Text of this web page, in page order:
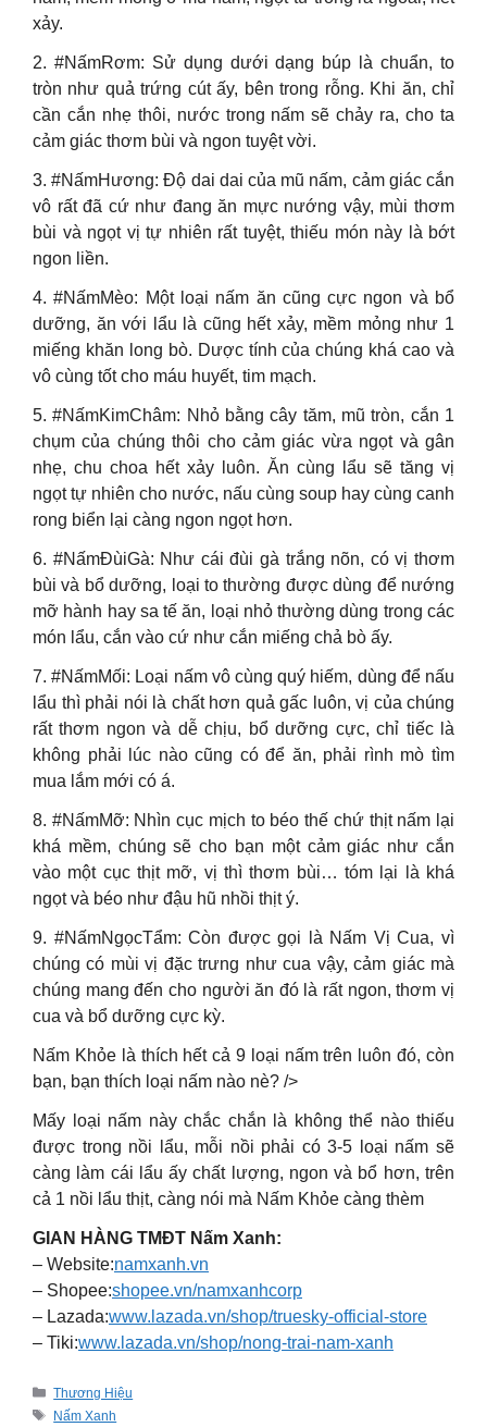
xảy.
2. #NấmRơm: Sử dụng dưới dạng búp là chuẩn, to
tròn như quả trứng cút ấy, bên trong rỗng. Khi ăn, chỉ
cần cắn nhẹ thôi, nước trong nấm sẽ chảy ra, cho ta
cảm giác thơm bùi và ngon tuyệt vời.
3. #NấmHương: Độ dai dai của mũ nấm, cảm giác cắn
vô rất đã cứ như đang ăn mực nướng vậy, mùi thơm
bùi và ngọt vị tự nhiên rất tuyệt, thiếu món này là bớt
ngon liền.
4. #NấmMèo: Một loại nấm ăn cũng cực ngon và bổ
dưỡng, ăn với lẩu là cũng hết xảy, mềm mỏng như 1
miếng khăn long bò. Dược tính của chúng khá cao và
vô cùng tốt cho máu huyết, tim mạch.
5. #NấmKimChâm: Nhỏ bằng cây tăm, mũ tròn, cắn 1
chụm của chúng thôi cho cảm giác vừa ngọt và gân
nhẹ, chu choa hết xảy luôn. Ăn cùng lẩu sẽ tăng vị
ngọt tự nhiên cho nước, nấu cùng soup hay cùng canh
rong biển lại càng ngon ngọt hơn.
6. #NấmĐùiGà: Như cái đùi gà trắng nõn, có vị thơm
bùi và bổ dưỡng, loại to thường được dùng để nướng
mỡ hành hay sa tế ăn, loại nhỏ thường dùng trong các
món lẩu, cắn vào cứ như cắn miếng chả bò ấy.
7. #NấmMối: Loại nấm vô cùng quý hiếm, dùng để nấu
lẩu thì phải nói là chất hơn quả gấc luôn, vị của chúng
rất thơm ngon và dễ chịu, bổ dưỡng cực, chỉ tiếc là
không phải lúc nào cũng có để ăn, phải rình mò tìm
mua lắm mới có á.
8. #NấmMỡ: Nhìn cục mịch to béo thế chứ thịt nấm lại
khá mềm, chúng sẽ cho bạn một cảm giác như cắn
vào một cục thịt mỡ, vị thì thơm bùi… tóm lại là khá
ngọt và béo như đậu hũ nhồi thịt ý.
9. #NấmNgọcTẩm: Còn được gọi là Nấm Vị Cua, vì
chúng có mùi vị đặc trưng như cua vậy, cảm giác mà
chúng mang đến cho người ăn đó là rất ngon, thơm vị
cua và bổ dưỡng cực kỳ.
Nấm Khỏe là thích hết cả 9 loại nấm trên luôn đó, còn
bạn, bạn thích loại nấm nào nè? />
Mấy loại nấm này chắc chắn là không thể nào thiếu
được trong nồi lẩu, mỗi nồi phải có 3-5 loại nấm sẽ
càng làm cái lẩu ấy chất lượng, ngon và bổ hơn, trên
cả 1 nồi lẩu thịt, càng nói mà Nấm Khỏe càng thèm
GIAN HÀNG TMĐT Nấm Xanh:
– Website:namxanh.vn
– Shopee:shopee.vn/namxanhcorp
– Lazada:www.lazada.vn/shop/truesky-official-store
– Tiki:www.lazada.vn/shop/nong-trai-nam-xanh
Categories
Thương Hiệu
Tags
Nấm Xanh